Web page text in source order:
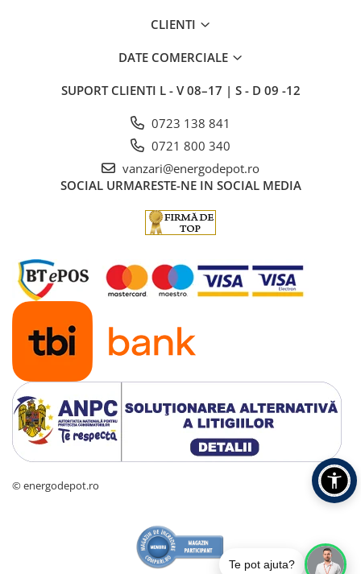
CLIENTI
DATE COMERCIALE
SUPORT CLIENTI L - V 08–17 | S - D 09 -12
0723 138 841
0721 800 340
vanzari@energodepot.ro
SOCIAL URMARESTE-NE IN SOCIAL MEDIA
© energodepot.ro
Te pot ajuta?